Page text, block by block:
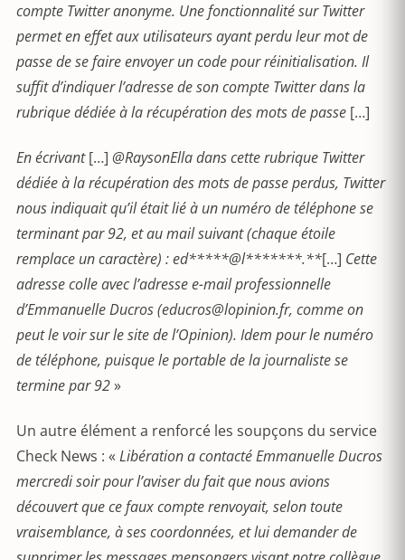
compte Twitter anonyme. Une fonctionnalité sur Twitter
permet en effet aux utilisateurs ayant perdu leur mot de
passe de se faire envoyer un code pour réinitialisation. Il
suffit d’indiquer l’adresse de son compte Twitter dans la
rubrique dédiée à la récupération des mots de passe […]
En écrivant[…] @RaysonElla dans cette rubrique Twitter
dédiée à la récupération des mots de passe perdus, Twitter
nous indiquait qu’il était lié à un numéro de téléphone se
terminant par 92, et au mail suivant (chaque étoile
remplace un caractère) : ed*****@l*******.**[…] Cette
adresse colle avec l’adresse e-mail professionnelle
d’Emmanuelle Ducros (educros@lopinion.fr, comme on
peut le voir sur le site de l’Opinion). Idem pour le numéro
de téléphone, puisque le portable de la journaliste se
termine par 92»
Un autre élément a renforcé les soupçons du service
Check News : « Libération a contacté Emmanuelle Ducros
mercredi soir pour l’aviser du fait que nous avions
découvert que ce faux compte renvoyait, selon toute
vraisemblance, à ses coordonnées, et lui demander de